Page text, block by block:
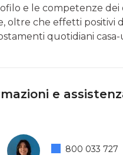
e le competenze dei
oltre che effetti positivi
quotidiani casa-
e
800 033 727